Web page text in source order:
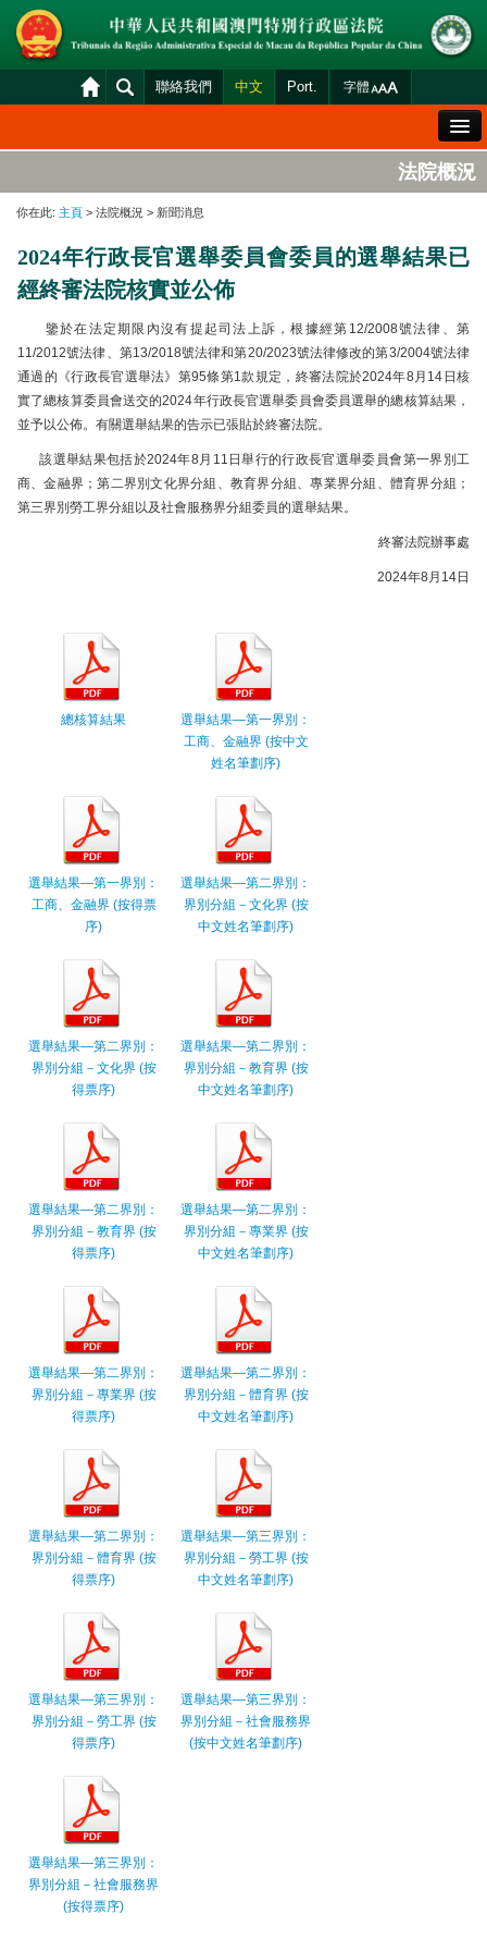
聯絡我們 中文 Port. 字體
法院概況
案件分發及排期
統計資料
財產申報查閱
下載區
法院電子平台
法院概況
你在此: 主頁 > 法院概況 > 新聞消息
2024年行政長官選舉委員會委員的選舉結果已
經終審法院核實並公佈
鑒於在法定期限內沒有提起司法上訴，根據經第12/2008號法律、第
11/2012號法律、第13/2018號法律和第20/2023號法律修改的第3/2004號法律
通過的《行政長官選舉法》第95條第1款規定，終審法院於2024年8月14日核
實了總核算委員會送交的2024年行政長官選舉委員會委員選舉的總核算結果，
並予以公佈。有關選舉結果的告示已張貼於終審法院。
該選舉結果包括於2024年8月11日舉行的行政長官選舉委員會第一界別工
商、金融界；第二界別文化界分組、教育界分組、專業界分組、體育界分組；
第三界別勞工界分組以及社會服務界分組委員的選舉結果。
終審法院辦事處
2024年8月14日
總核算結果
選舉結果—第一界別：
工商、金融界 (按中文
姓名筆劃序)
選舉結果—第一界別：
工商、金融界 (按得票
序)
選舉結果—第二界別：
界別分組－文化界 (按
中文姓名筆劃序)
選舉結果—第二界別：
界別分組－文化界 (按
得票序)
選舉結果—第二界別：
界別分組－教育界 (按
中文姓名筆劃序)
選舉結果—第二界別：
界別分組－教育界 (按
得票序)
選舉結果—第二界別：
界別分組－專業界 (按
中文姓名筆劃序)
選舉結果—第二界別：
界別分組－專業界 (按
得票序)
選舉結果—第二界別：
界別分組－體育界 (按
中文姓名筆劃序)
選舉結果—第二界別：
界別分組－體育界 (按
得票序)
選舉結果—第三界別：
界別分組－勞工界 (按
中文姓名筆劃序)
選舉結果—第三界別：
界別分組－勞工界 (按
得票序)
選舉結果—第三界別：
界別分組－社會服務界
(按中文姓名筆劃序)
選舉結果—第三界別：
界別分組－社會服務界
(按得票序)